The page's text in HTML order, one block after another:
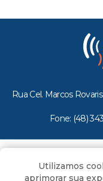
Rua Cel. Marcos
Fone: (48)
Todos os
Utilizamos
aprimorar sua